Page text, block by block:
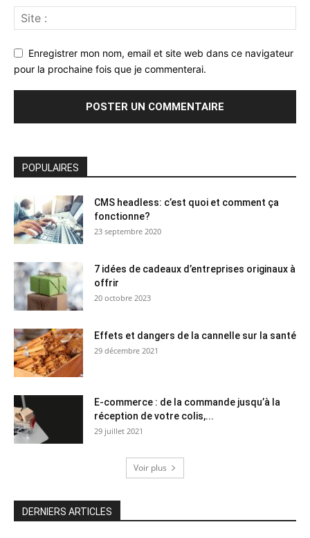
Enregistrer mon nom, email et site web dans ce navigateur
pour la prochaine fois que je commenterai.
POPULAIRES
CMS headless: c’est quoi et comment ça
fonctionne?
23 septembre 2020
7 idées de cadeaux d’entreprises originaux à
offrir
20 octobre 2023
Effets et dangers de la cannelle sur la santé
29 décembre 2021
E-commerce : de la commande jusqu’à la
réception de votre colis,...
29 juillet 2021
Voir plus
DERNIERS ARTICLES